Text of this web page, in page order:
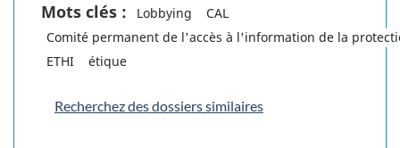
Mots clés : Lobbying
CAL
Comité permanent de l'accès à l'information de la
ETHI
étique
Recherchez des dossiers similaires